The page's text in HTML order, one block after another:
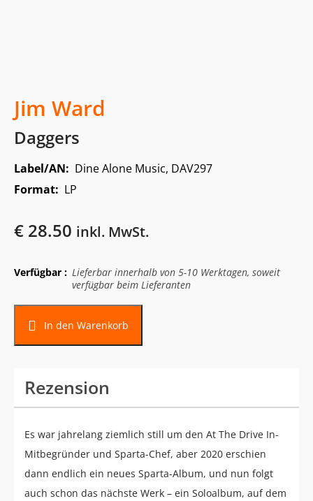
Jim Ward
Daggers
Label/AN: Dine Alone Music, DAV297
Format: LP
€ 28.50 inkl. MwSt.
Verfügbar : Lieferbar innerhalb von 5-10 Werktagen, soweit
verfügbar beim Lieferanten
In den Warenkorb
Rezension
Es war jahrelang ziemlich still um den At The Drive In-
Mitbegründer und Sparta-Chef, aber 2020 erschien
dann endlich ein neues Sparta-Album, und nun folgt
auch schon das nächste Werk – ein Soloalbum, auf dem